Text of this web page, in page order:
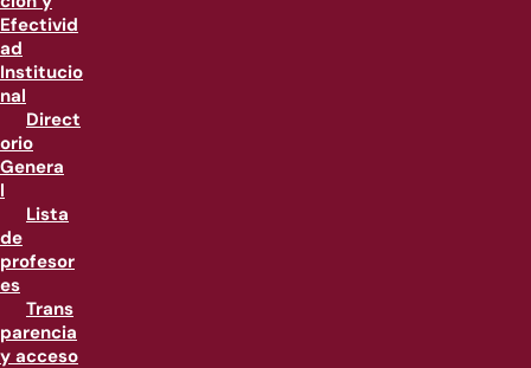
Efectivid
ad
Institucio
nal
Direct
orio
Genera
l
Lista
de
profesor
es
Trans
parencia
y acceso